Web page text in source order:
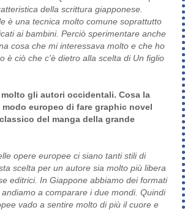
della scrittura giapponese.
è una tecnica molto comune soprattutto
ai bambini. Perciò sperimentare anche
cosa che mi interessava molto e che ho
è ciò che c'è dietro alla scelta di Un figlio
molto gli autori occidentali. Cosa la
europeo di fare graphic novel
del manga della grande
opere europee ci siano tanti stili di
scelta per un autore sia molto più libera
editrici. In Giappone abbiamo dei formati
a comparare i due mondi. Quindi
vado a sentire molto di più il cuore e